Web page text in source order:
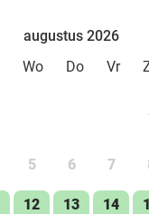
augustus 2026
Wo Do Vr
5 6 7
12 13 14